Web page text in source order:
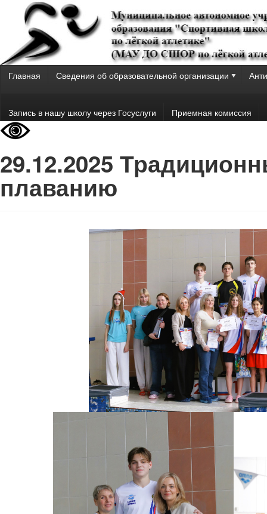
Главная Сведения об образовательной организации
Запись в нашу школу через Госуслуги Приемная комиссия
29.12.2025
плаванию